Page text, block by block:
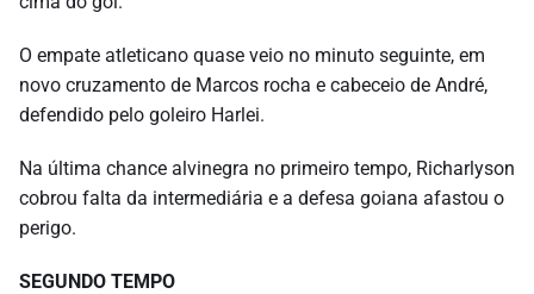
O empate atleticano quase veio no minuto seguinte, em
novo cruzamento de Marcos rocha e cabeceio de André,
defendido pelo goleiro Harlei.
Na última chance alvinegra no primeiro tempo, Richarlyson
cobrou falta da intermediária e a defesa goiana afastou o
perigo.
SEGUNDO TEMPO